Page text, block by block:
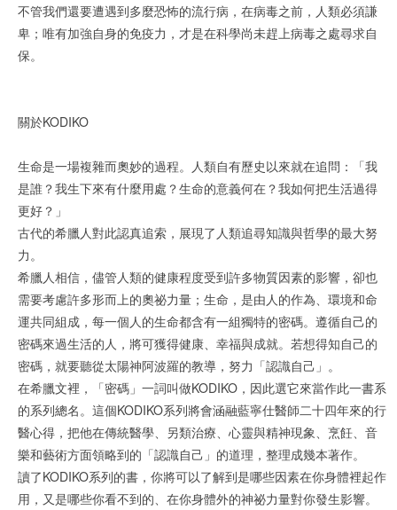
不管我們還要遭遇到多麼恐怖的流行病，在病毒之前，人類必須謙
卑；唯有加強自身的免疫力，才是在科學尚未趕上病毒之處尋求自
保。
關於KODIKO
生命是一場複雜而奧妙的過程。人類自有歷史以來就在追問：「我
是誰？我生下來有什麼用處？生命的意義何在？我如何把生活過得
更好？」
古代的希臘人對此認真追索，展現了人類追尋知識與哲學的最大努
力。
希臘人相信，儘管人類的健康程度受到許多物質因素的影響，卻也
需要考慮許多形而上的奧祕力量；生命，是由人的作為、環境和命
運共同組成，每一個人的生命都含有一組獨特的密碼。遵循自己的
密碼來過生活的人，將可獲得健康、幸福與成就。若想得知自己的
密碼，就要聽從太陽神阿波羅的教導，努力「認識自己」。
在希臘文裡，「密碼」一詞叫做KODIKO，因此選它來當作此一書系
的系列總名。這個KODIKO系列將會涵融藍寧仕醫師二十四年來的行
醫心得，把他在傳統醫學、另類治療、心靈與精神現象、烹飪、音
樂和藝術方面領略到的「認識自己」的道理，整理成幾本著作。
讀了KODIKO系列的書，你將可以了解到是哪些因素在你身體裡起作
用，又是哪些你看不到的、在你身體外的神祕力量對你發生影響。